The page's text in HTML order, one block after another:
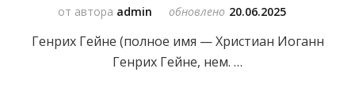
от автора admin обновлено 20.06.2025
Генрих Гейне (полное имя — Христиан Иоганн
Генрих Гейне, нем. …